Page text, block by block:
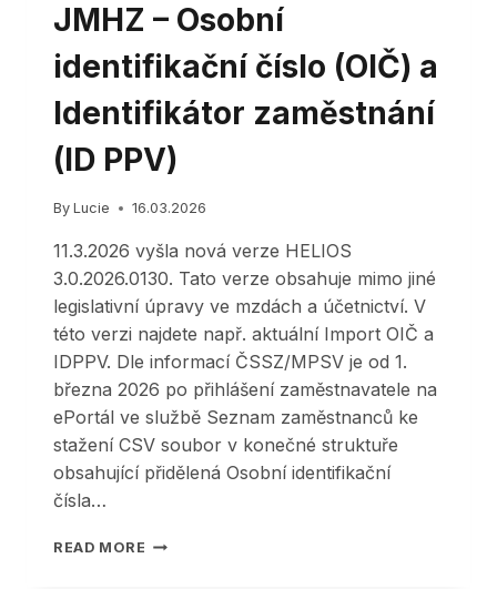
JMHZ – Osobní
identifikační číslo (OIČ) a
Identifikátor zaměstnání
(ID PPV)
By Lucie 16.03.2026
11.3.2026 vyšla nová verze HELIOS
3.0.2026.0130. Tato verze obsahuje mimo jiné
legislativní úpravy ve mzdách a účetnictví. V
této verzi najdete např. aktuální Import OIČ a
IDPPV. Dle informací ČSSZ/MPSV je od 1.
března 2026 po přihlášení zaměstnavatele na
ePortál ve službě Seznam zaměstnanců ke
stažení CSV soubor v konečné struktuře
obsahující přidělená Osobní identifikační
čísla…
READ MORE HELIOS